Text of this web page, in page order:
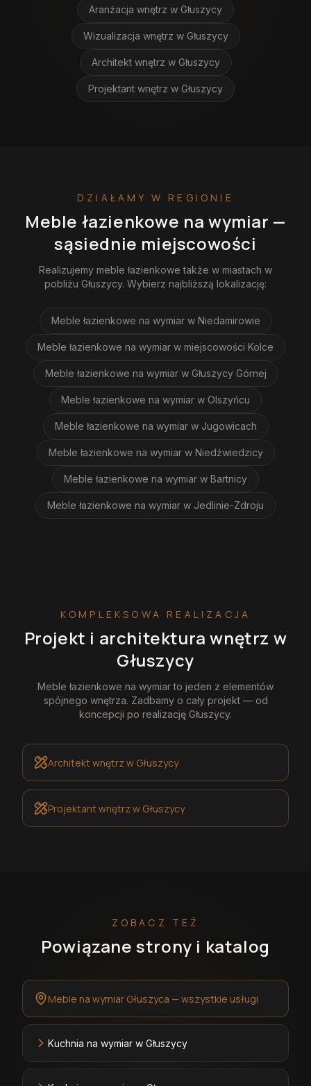
Aranżacja wnętrz w Głuszycy
Wizualizacja wnętrz w Głuszycy
Architekt wnętrz w Głuszycy
Projektant wnętrz w Głuszycy
DZIAŁAMY W REGIONIE
Meble łazienkowe na wymiar —
sąsiednie miejscowości
Realizujemy meble łazienkowe także w miastach w
pobliżu Głuszycy. Wybierz najbliższą lokalizację:
Meble łazienkowe na wymiar w Niedamirowie
Meble łazienkowe na wymiar w miejscowości Kolce
Meble łazienkowe na wymiar w Głuszycy Górnej
Meble łazienkowe na wymiar w Olszyńcu
Meble łazienkowe na wymiar w Jugowicach
Meble łazienkowe na wymiar w Niedźwiedzicy
Meble łazienkowe na wymiar w Bartnicy
Meble łazienkowe na wymiar w Jedlinie-Zdroju
KOMPLEKSOWA REALIZACJA
Projekt i architektura wnętrz w
Głuszycy
Meble łazienkowe na wymiarto jeden z elementów
spójnego wnętrza. Zadbamy o cały projekt — od
koncepcji po realizację Głuszycy.
Architekt wnętrzw Głuszycy
Projektant wnętrzw Głuszycy
ZOBACZ TEŻ
Powiązane strony i katalog
Meble na wymiar Głuszyca — wszystkie usługi
Kuchnia na wymiar w Głuszycy